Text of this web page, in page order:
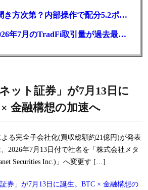
AIのBTC推奨は聞き方次第？内部操作で配分5.2ポイント増
BTCC取引所、2026年7月のTradFi取引量が過去最高を記録！前月比3倍に急増
ット証券」が7月13日に
金融構想の加速へ
る完全子会社化(買収総額約21億円)が発表
2026年7月13日付で社名を「株式会社メタ
Securities Inc.)」へ変更す […]
券」が7月13日に誕生。BTC × 金融構想の